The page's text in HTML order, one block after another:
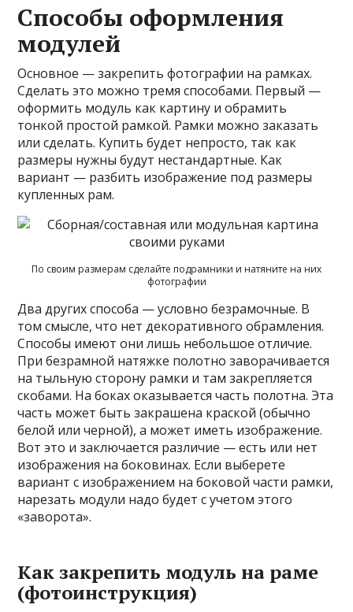
Способы оформления
модулей
Основное — закрепить фотографии на рамках.
Сделать это можно тремя способами. Первый —
оформить модуль как картину и обрамить
тонкой простой рамкой. Рамки можно заказать
или сделать. Купить будет непросто, так как
размеры нужны будут нестандартные. Как
вариант — разбить изображение под размеры
купленных рам.
По своим размерам сделайте подрамники и натяните на них
фотографии
Два других способа — условно безрамочные. В
том смысле, что нет декоративного обрамления.
Способы имеют они лишь небольшое отличие.
При безрамной натяжке полотно заворачивается
на тыльную сторону рамки и там закрепляется
скобами. На боках оказывается часть полотна. Эта
часть может быть закрашена краской (обычно
белой или черной), а может иметь изображение.
Вот это и заключается различие — есть или нет
изображения на боковинах. Если выберете
вариант с изображением на боковой части рамки,
нарезать модули надо будет с учетом этого
«заворота».
Как закрепить модуль на раме
(фотоинструкция)